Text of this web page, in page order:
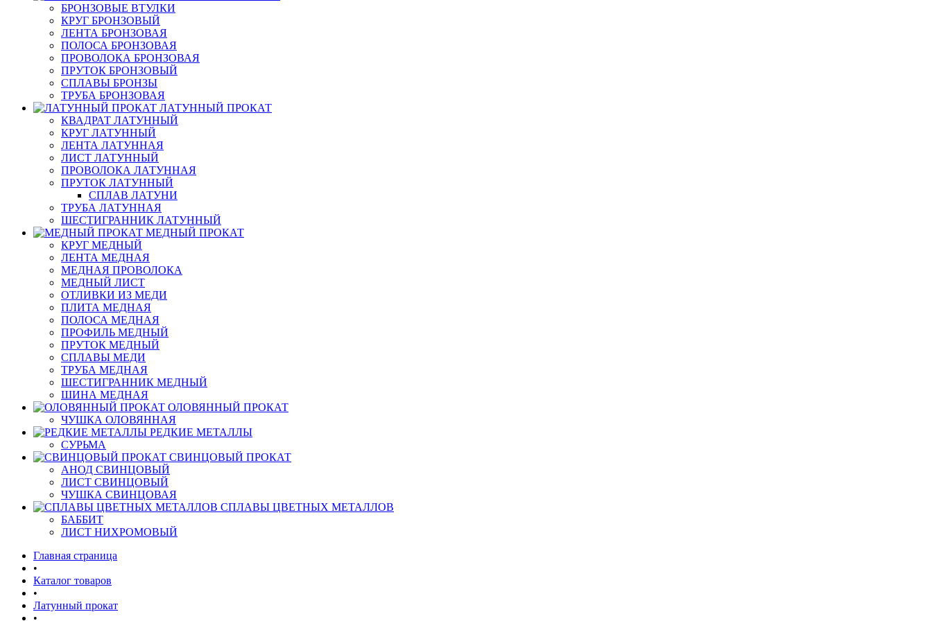
БРОНЗОВЫЕ ВТУЛКИ
КРУГ БРОНЗОВЫЙ
ЛЕНТА БРОНЗОВАЯ
ПОЛОСА БРОНЗОВАЯ
ПРОВОЛОКА БРОНЗОВАЯ
ПРУТОК БРОНЗОВЫЙ
СПЛАВЫ БРОНЗЫ
ТРУБА БРОНЗОВАЯ
ЛАТУННЫЙ ПРОКАТ
КВАДРАТ ЛАТУННЫЙ
КРУГ ЛАТУННЫЙ
ЛЕНТА ЛАТУННАЯ
ЛИСТ ЛАТУННЫЙ
ПРОВОЛОКА ЛАТУННАЯ
ПРУТОК ЛАТУННЫЙ
СПЛАВ ЛАТУНИ
ТРУБА ЛАТУННАЯ
ШЕСТИГРАННИК ЛАТУННЫЙ
МЕДНЫЙ ПРОКАТ
КРУГ МЕДНЫЙ
ЛЕНТА МЕДНАЯ
МЕДНАЯ ПРОВОЛОКА
МЕДНЫЙ ЛИСТ
ОТЛИВКИ ИЗ МЕДИ
ПЛИТА МЕДНАЯ
ПОЛОСА МЕДНАЯ
ПРОФИЛЬ МЕДНЫЙ
ПРУТОК МЕДНЫЙ
СПЛАВЫ МЕДИ
ТРУБА МЕДНАЯ
ШЕСТИГРАННИК МЕДНЫЙ
ШИНА МЕДНАЯ
ОЛОВЯННЫЙ ПРОКАТ
ЧУШКА ОЛОВЯННАЯ
РЕДКИЕ МЕТАЛЛЫ
СУРЬМА
СВИНЦОВЫЙ ПРОКАТ
АНОД СВИНЦОВЫЙ
ЛИСТ СВИНЦОВЫЙ
ЧУШКА СВИНЦОВАЯ
СПЛАВЫ ЦВЕТНЫХ МЕТАЛЛОВ
БАББИТ
ЛИСТ НИХРОМОВЫЙ
Главная страница
•
Каталог товаров
•
Латунный прокат
•